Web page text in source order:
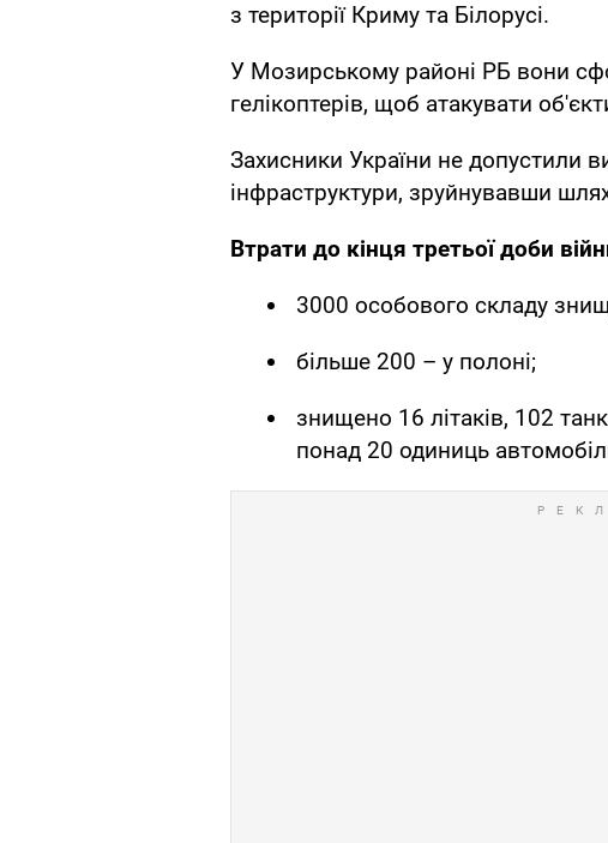
з території Криму та Білорусі.
У Мозирському районі РБ вони
гелікоптерів, щоб атакувати
Захисники України не допустили
інфраструктури, зруйнувавши
Втрати до кінця третьої доби
3000 особового складу
більше 200 – у полоні;
знищено 16 літаків, 102
понад 20 одиниць